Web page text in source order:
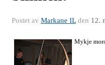
Postet av Markane ILden 12.
Mykje